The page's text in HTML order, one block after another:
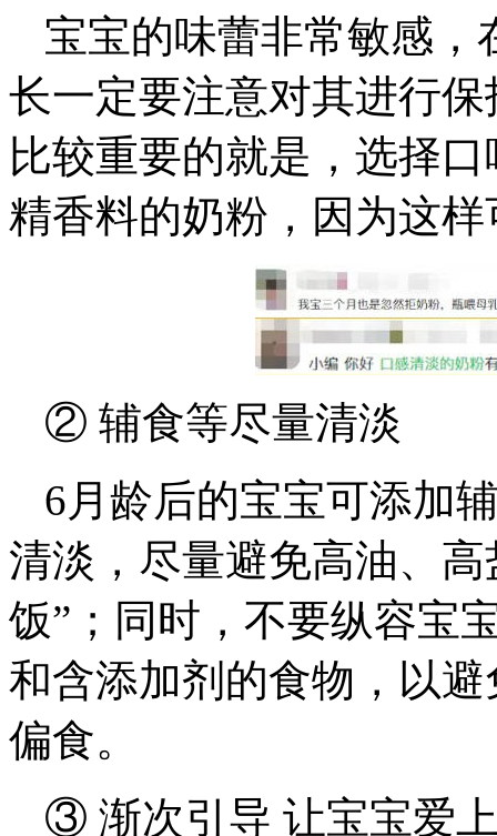
宝宝的味蕾非常敏感
长一定要注意对其进行
比较重要的就是，选择
精香料的奶粉，因为这
② 辅食等尽量清淡
6月龄后的宝宝可添加
清淡，尽量避免高油、
饭”；同时，不要纵容宝
和含添加剂的食物，以
偏食。
③ 渐次引导 让宝宝爱